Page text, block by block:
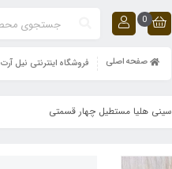
0
صفحه اصلی فروشگاه اینترنتی نیل آرت
سینی هلیا مستطیل چهار قسمتی